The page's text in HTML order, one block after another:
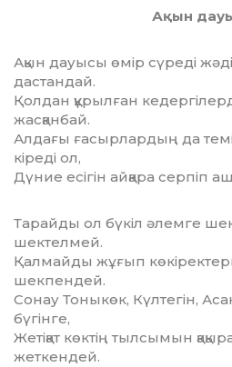
Ақын
Ақын дауысы өмір сүреді
дастандай.
Қолдан құрылған
жасқанбай.
Алдағы ғасырлардың да
кіреді ол,
Дүние есігін айқара серпіп
Тарайды ол бүкіл әлемге
шектелмей.
Қалмайды жұғып
шекпендей.
Сонау Тоныкөк, Күлтегін,
бүгінге,
Жетіқат көктің тылсымын
жеткендей.